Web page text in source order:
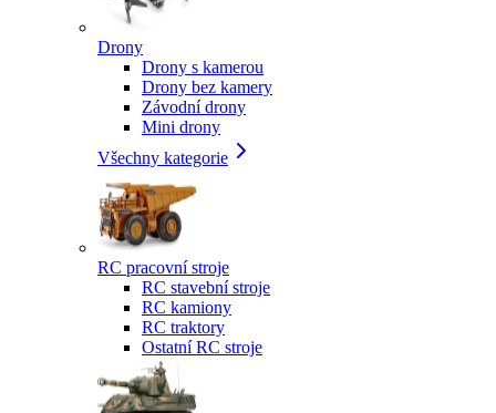
Drony
Drony s kamerou
Drony bez kamery
Závodní drony
Mini drony
Všechny kategorie
RC pracovní stroje
RC stavební stroje
RC kamiony
RC traktory
Ostatní RC stroje